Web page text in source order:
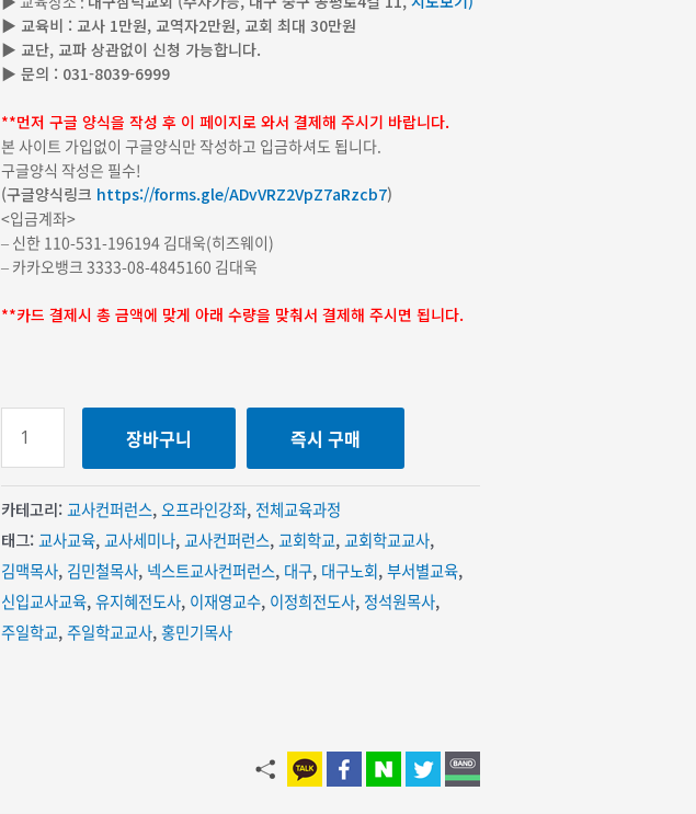
▶ 교육비 : 교사 1만원, 교역자2만원, 교회 최대 30만원
▶ 교단, 교파 상관없이 신청 가능합니다.
▶ 문의 : 031-8039-6999
**먼저 구글 양식을 작성 후 이 페이지로 와서 결제해 주시기 바랍니다.
본 사이트 가입없이 구글양식만 작성하고 입금하셔도 됩니다.
구글양식 작성은 필수!
(구글양식링크 https://forms.gle/ADvVRZ2VpZ7aRzcb7)
<입금계좌>
– 신한 110-531-196194 김대욱(히즈웨이)
– 카카오뱅크 3333-08-4845160 김대욱
**카드 결제시 총 금액에 맞게 아래 수량을 맞춰서 결제해 주시면 됩니다.
장바구니 즉시 구매
카테고리:교사컨퍼런스,오프라인강좌, 전체교육과정
태그:교사교육,교사세미나,교사컨퍼런스,교회학교,교회학교교사,
김맥목사, 김민철목사, 넥스트교사컨퍼런스, 대구, 대구노회,부서별교육,
신입교사교육,유지혜전도사, 이재영교수, 이정희전도사, 정석원목사,
주일학교,주일학교교사,홍민기목사